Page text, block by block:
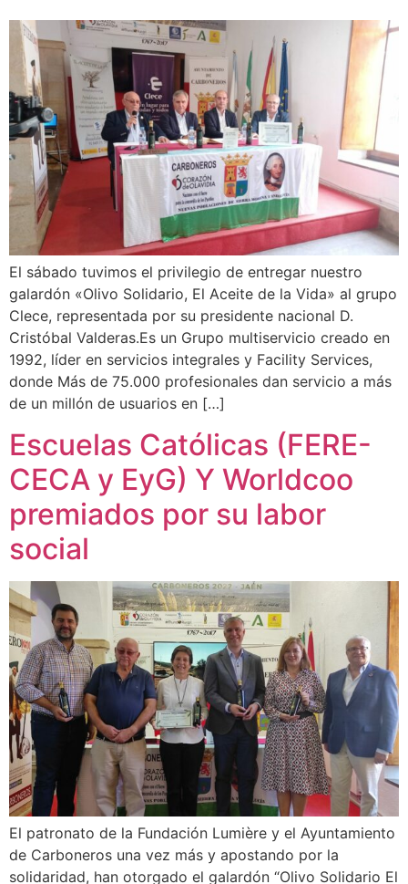
El sábado tuvimos el privilegio de entregar nuestro
galardón «Olivo Solidario, El Aceite de la Vida» al grupo
Clece, representada por su presidente nacional D.
Cristóbal Valderas.Es un Grupo multiservicio creado en
1992, líder en servicios integrales y Facility Services,
donde Más de 75.000 profesionales dan servicio a más
de un millón de usuarios en […]
Escuelas Católicas (FERE-
CECA y EyG) Y Worldcoo
premiados por su labor
social
El patronato de la Fundación Lumière y el Ayuntamiento
de Carboneros una vez más y apostando por la
solidaridad, han otorgado el galardón “Olivo Solidario El